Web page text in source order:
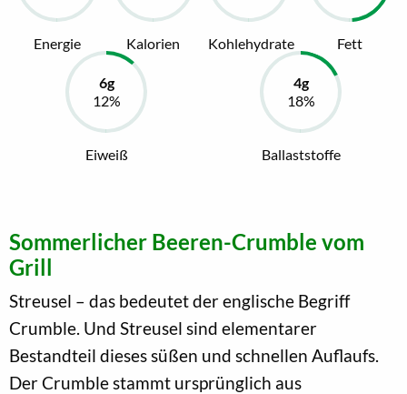
Energie Kalorien Kohlehydrate Fett
Eiweiß Ballaststoffe
Sommerlicher Beeren-Crumble vom
Grill
Streusel – das bedeutet der englische Begriff
Crumble. Und Streusel sind elementarer
Bestandteil dieses süßen und schnellen Auflaufs.
Der Crumble stammt ursprünglich aus